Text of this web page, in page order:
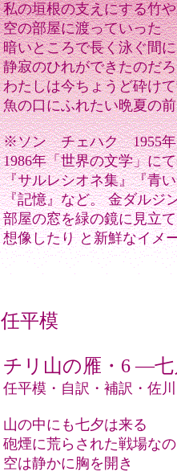
私の垣根の支えにする竹
空の部屋に渡っていった
暗いところで長く泳ぐ間に
静寂のひれができたのだ
わたしは今ちょうど砕け
魚の口にふれたい晩夏の
※ソン チェハク 1955年
1986年「世界の文学」に
『サルレシオネ集』『青
『記憶』など。 金ダルジ
部屋の窓を緑の鏡に見立
想像したり と新鮮なイメ
任平模
チリ山の雁・6 ―七
任平模・自訳・補訳・佐川
山の中にも七夕は来る
砲煙に荒らされた戦場な
空は静かに胸を開き